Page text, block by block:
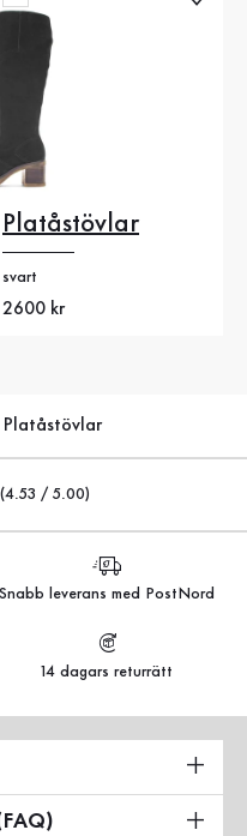
Platåstövlar
svart
Nytt pris
2600 kr
Platåstövlar
/ 5.00)
Snabb leverans med PostNord
14 dagars returrätt